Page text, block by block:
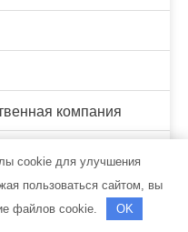
компания
cookie для улучшения
пользоваться сайтом, вы
файлов cookie.
OK